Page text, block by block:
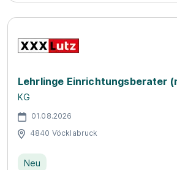
Lehrlinge Einrichtungsberater
KG
01.08.2026
4840 Vöcklabruck
Neu